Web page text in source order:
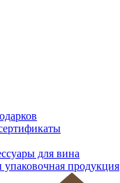
для вина
продукция